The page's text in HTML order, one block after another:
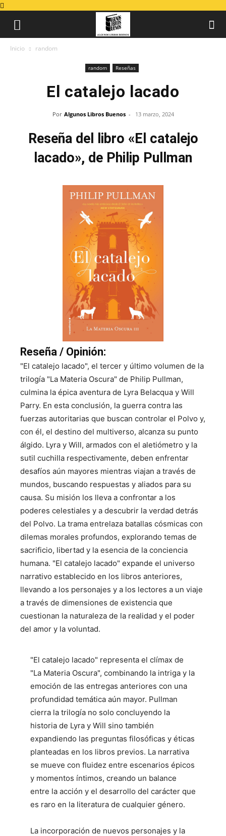
Inicio random
random Reseñas
El catalejo lacado
Por Algunos Libros Buenos - 13 marzo, 2024
Reseña del libro «El catalejo
lacado», de Philip Pullman
Reseña / Opinión:
"El catalejo lacado", el tercer y último volumen de la
trilogía "La Materia Oscura" de Philip Pullman,
culmina la épica aventura de Lyra Belacqua y Will
Parry. En esta conclusión, la guerra contra las
fuerzas autoritarias que buscan controlar el Polvo y,
con él, el destino del multiverso, alcanza su punto
álgido. Lyra y Will, armados con el aletiómetro y la
sutil cuchilla respectivamente, deben enfrentar
desafíos aún mayores mientras viajan a través de
mundos, buscando respuestas y aliados para su
causa. Su misión los lleva a confrontar a los
poderes celestiales y a descubrir la verdad detrás
del Polvo. La trama entrelaza batallas cósmicas con
dilemas morales profundos, explorando temas de
sacrificio, libertad y la esencia de la conciencia
humana. "El catalejo lacado" expande el universo
narrativo establecido en los libros anteriores,
llevando a los personajes y a los lectores a un viaje
a través de dimensiones de existencia que
cuestionan la naturaleza de la realidad y el poder
del amor y la voluntad.
"El catalejo lacado" representa el clímax de
"La Materia Oscura", combinando la intriga y la
emoción de las entregas anteriores con una
profundidad temática aún mayor. Pullman
cierra la trilogía no solo concluyendo la
historia de Lyra y Will sino también
expandiendo las preguntas filosóficas y éticas
planteadas en los libros previos. La narrativa
se mueve con fluidez entre escenarios épicos
y momentos íntimos, creando un balance
entre la acción y el desarrollo del carácter que
es raro en la literatura de cualquier género.
La incorporación de nuevos personajes y la